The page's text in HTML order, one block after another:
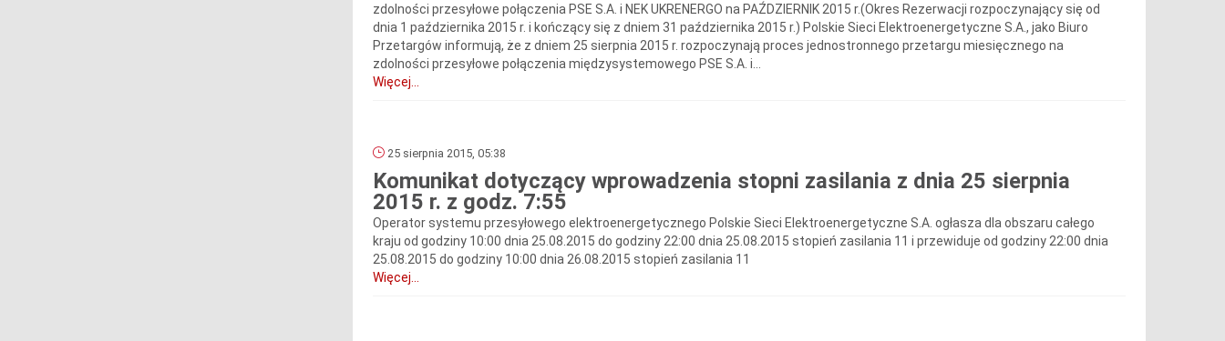
zdolności przesyłowe połączenia PSE S.A. i NEK UKRENERGO na PAŹDZIERNIK 2015 r.(Okres Rezerwacji rozpoczynający się od
dnia 1 października 2015 r. i kończący się z dniem 31 października 2015 r.) Polskie Sieci Elektroenergetyczne S.A., jako Biuro
Przetargów informują, że z dniem 25 sierpnia 2015 r. rozpoczynają proces jednostronnego przetargu miesięcznego na
zdolności przesyłowe połączenia międzysystemowego PSE S.A. i...
Więcej...
25 sierpnia 2015, 05:38
Komunikat dotyczący wprowadzenia stopni zasilania z dnia 25 sierpnia
2015 r. z godz. 7:55
Operator systemu przesyłowego elektroenergetycznego Polskie Sieci Elektroenergetyczne S.A. ogłasza dla obszaru całego
kraju od godziny 10:00 dnia 25.08.2015 do godziny 22:00 dnia 25.08.2015 stopień zasilania 11 i przewiduje od godziny 22:00 dnia
25.08.2015 do godziny 10:00 dnia 26.08.2015 stopień zasilania 11
Więcej...